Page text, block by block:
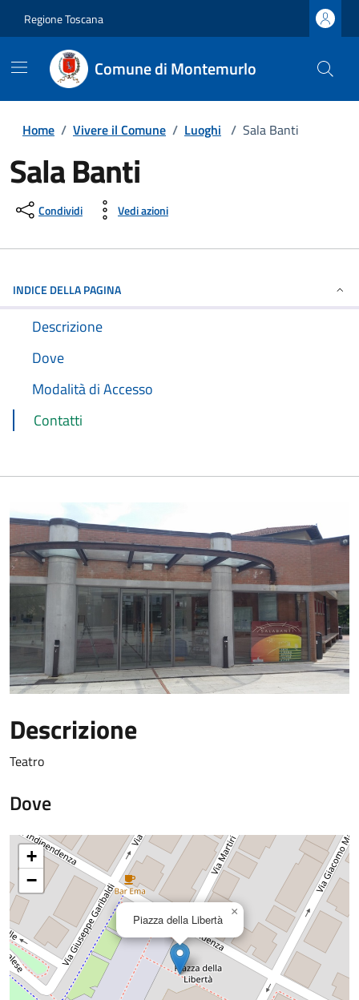
Regione Toscana
Comune di Montemurlo
Home / Vivere il Comune / Luoghi / Sala Banti
Sala Banti
Condividi Vedi azioni
INDICE DELLA PAGINA
Descrizione
Dove
Modalità di Accesso
Contatti
Descrizione
Teatro
Dove
Piazza della Libertà
×
+
−